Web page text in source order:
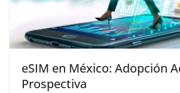
eSIM en México: Adopción
Prospectiva